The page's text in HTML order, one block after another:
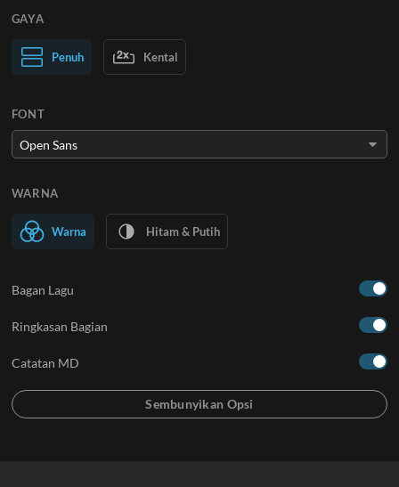
Teks Normal Teks Besar
GAYA
Penuh Kental
FONT
WARNA
Warna Hitam & Putih
Bagan Lagu
Ringkasan Bagian
Catatan MD